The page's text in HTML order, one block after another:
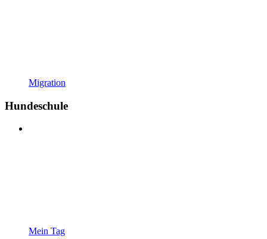
Migration
Hundeschule
Mein Tag